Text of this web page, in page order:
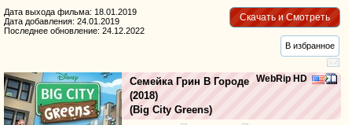
Скачать и Смотреть
Дата выхода фильма: 18.01.2019
Дата добавления: 24.01.2019
Последнее обновление: 24.12.2022
В избранное
WebRip HD
Семейка Грин В Городе
(2018)
(Big City Greens)